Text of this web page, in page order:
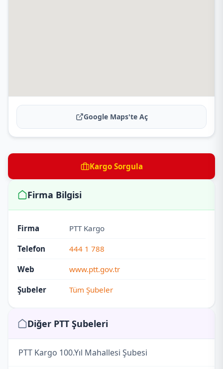
Google Maps'te Aç
Kargo Sorgula
Firma Bilgisi
Firma PTT Kargo
Telefon 444 1 788
Web www.ptt.gov.tr
Şubeler Tüm Şubeler
Diğer PTT Şubeleri
PTT Kargo 100.Yıl Mahallesi Şubesi